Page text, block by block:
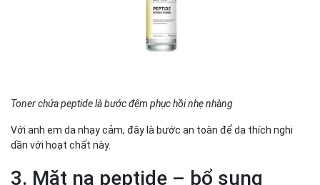
Toner chứa peptide là bước đệm phục hồi nhẹ nhàng
Với anh em da nhạy cảm, đây là bước an toàn để da thích nghi
dần với hoạt chất này.
3. Mặt nạ peptide – bổ sung